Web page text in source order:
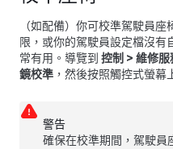
（如配備）你可校準駕駛員
限，或你的駕駛員設定檔沒有
常有用。導覽到 控制 > 維修服
鏡校準 ，然後按照觸控式螢幕
警告
確保在校準期間，駕駛員